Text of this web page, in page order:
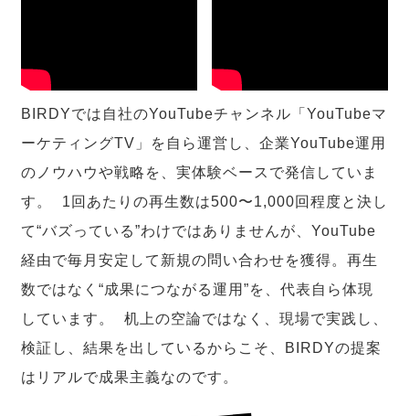
BIRDYでは自社のYouTubeチャンネル「YouTubeマ
ーケティングTV」を自ら運営し、企業YouTube運用
のノウハウや戦略を、実体験ベースで発信していま
す。 1回あたりの再生数は500〜1,000回程度と決し
て“バズっている”わけではありませんが、YouTube
経由で毎月安定して新規の問い合わせを獲得。再生
数ではなく“成果につながる運用”を、代表自ら体現
しています。 机上の空論ではなく、現場で実践し、
検証し、結果を出しているからこそ、BIRDYの提案
はリアルで成果主義なのです。